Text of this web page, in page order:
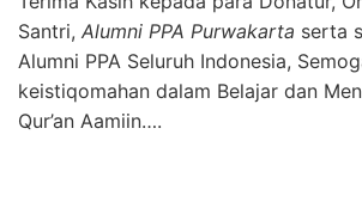
Santri, Alumni PPA Purwakarta serta
Alumni PPA Seluruh Indonesia,
keistiqomahan dalam Belajar dan
Qur’an Aamiin….